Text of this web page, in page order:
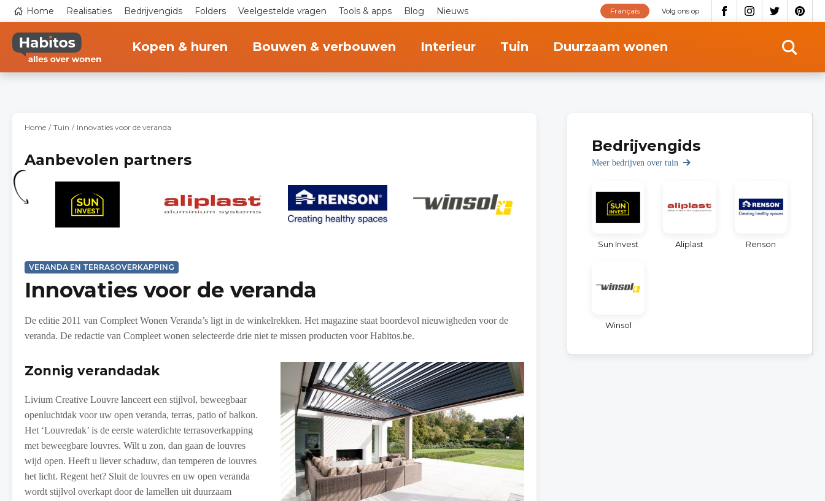
naar
inhoud
gaan
Top
navigation
Home Realisaties Bedrijvengids Folders Veelgestelde vragen Tools & apps Blog Nieuws Volg ons op
Français
Kopen & huren Bouwen & verbouwen Interieur Tuin Duurzaam wonen
Home Tuin Innovaties voor de veranda
Aanbevolen partners
VERANDA EN TERRASOVERKAPPING
Innovaties voor de veranda
De editie 2011 van Compleet Wonen Veranda’s ligt in de winkelrekken. Het magazine staat boordevol nieuwigheden voor de
veranda. De redactie van Compleet wonen selecteerde drie niet te missen producten voor Habitos.be.
Zonnig verandadak
Livium Creative Louvre lanceert een stijlvol, beweegbaar
openluchtdak voor uw open veranda, terras, patio of balkon.
Het ‘Louvredak’ is de eerste waterdichte terrasoverkapping
met beweegbare louvres. Wilt u zon, dan gaan de louvres
wijd open. Heeft u liever schaduw, dan temperen de louvres
het licht. Regent het? Sluit de louvres en uw open veranda
wordt stijlvol overkapt door de lamellen uit duurzaam
Bedrijvengids
Meer bedrijven over tuin
Sun Invest Aliplast Renson
Winsol